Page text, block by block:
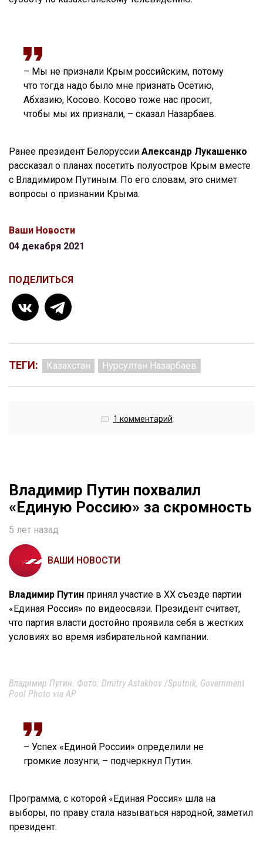
– Мы не признали Крым российским, потому
что тогда надо было мне признать Осетию,
Абхазию, Косово. Косово тоже нас просит,
чтобы мы их признали, – сказал Назарбаев.
Ранее президент Белоруссии Александр Лукашенко
рассказал о планах посетить полуостров Крым вместе
с Владимиром Путиным. По его словам, это снимет
вопросы о признании Крыма.
Ваши Новости
04 декабря 2021
ПОДЕЛИТЬСЯ
ТЕГИ: Казахстан Нурсултан Назарбаев
1 комментарий
Владимир Путин похвалил
«Единую Россию» за скромность
5 лет назад
ВАШИ НОВОСТИ
Владимир Путин принял участие в XX съезде партии
«Единая Россия» по видеосвязи. Президент считает,
что партия власти достойно проявила себя в жестких
условиях во время избирательной кампании.
Владимир Путин. Фото: Dmitry Astakhov /Sputnik, Government
Pool Photo via AP
– Успех «Единой России» определили не
громкие лозунги, – подчеркнул Путин.
Программа, с которой «Единая Россия» шла на
выборы, по праву стала называться народной, заметил
президент.